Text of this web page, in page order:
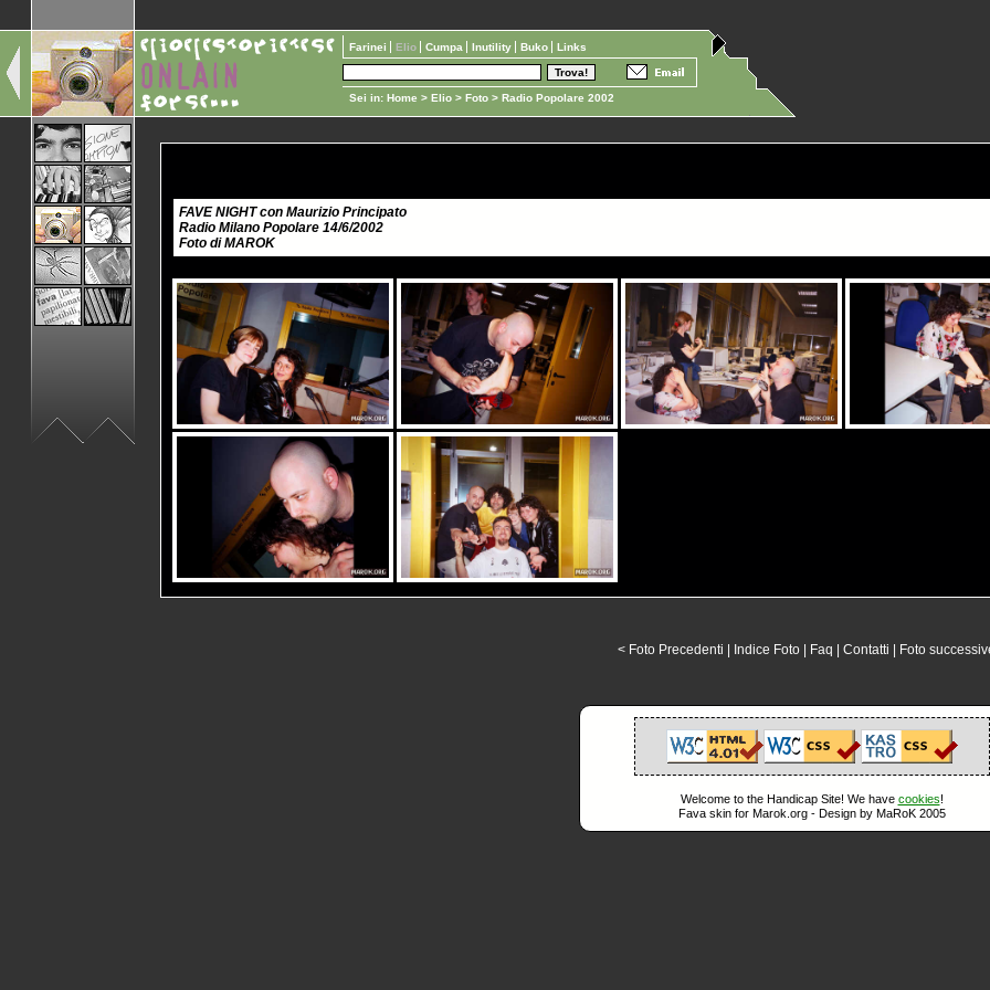
Sei in: Home > Elio > Foto > Radio Popolare 2002
Farinei Elio Cumpa Inutility Buko Links
FAVE NIGHT con Maurizio Principato
Radio Milano Popolare 14/6/2002
Foto di MAROK
< Foto Precedenti Indice Foto| Faq Contatti Foto
Welcome to the Handicap Site! We have cookies!
Fava skin for Marok.org - Design by MaRoK 2005